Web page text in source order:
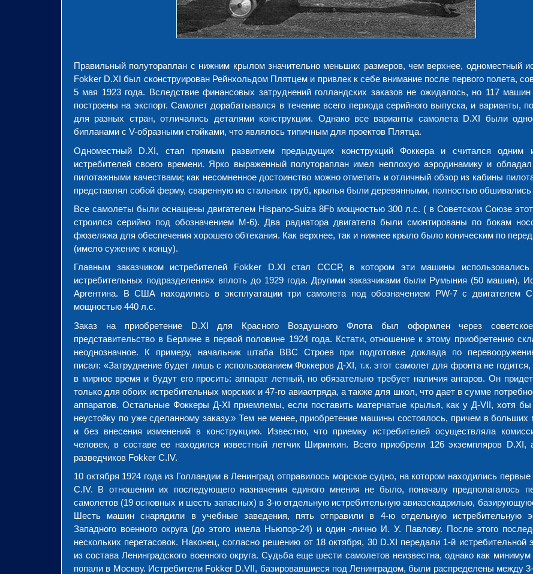
Правильный полутораплан с нижним крылом значительно меньших размеров, чем верхнее, одноместный
Fokker D.XI был сконструирован Рейнхольдом Плятцем и привлек к себе внимание после первого полета,
5 мая 1923 года. Вследствие финансовых затруднений голландских заказов не ожидалось, но 117
построены на экспорт. Самолет дорабатывался в течение всего периода серийного выпуска, и варианты,
для разных стран, отличались деталями конструкции. Однако все варианты самолета D.XI были
бипланами с V-образными стойками, что являлось типичным для проектов Плятца.
Одноместный D.XI, стал прямым развитием предыдущих конструкций Фоккера и считался одним
истребителей своего времени. Ярко выраженный полутораплан имел неплохую аэродинамику и
пилотажными качествами; как несомненное достоинство можно отметить и отличный обзор из кабины
представлял собой ферму, сваренную из стальных труб, крылья были деревянными, полностью
Все самолеты были оснащены двигателем Hispano-Suiza 8Fb мощностью 300 л.с. ( в Советском Союзе этот
строился серийно под обозначением М-6). Два радиатора двигателя были смонтированы по бокам
фюзеляжа для обеспечения хорошего обтекания. Как верхнее, так и нижнее крыло было коническим по
(имело сужение к концу).
Главным заказчиком истребителей Fokker D.XI стал СССР, в котором эти машины
истребительных подразделениях вплоть до 1929 года. Другими заказчиками были Румыния (50 машин),
Аргентина. В США находились в эксплуатации три самолета под обозначением PW-7 с двигателем
мощностью 440 л.с.
Заказ на приобретение D.XI для Красного Воздушного Флота был оформлен через советское
представительство в Берлине в первой половине 1924 года. Кстати, отношение к этому приобретению
неоднозначное. К примеру, начальник штаба ВВС Строев при подготовке доклада по
писал: «Затруднение будет лишь с использованием Фоккеров Д-XI, т.к. этот самолет для фронта не годится,
в мирное время и будут его просить: аппарат летный, но обязательно требует наличия ангаров. Он
только для обоих истребительных морских и 47-го авиаотряда, а также для школ, что дает в сумме
аппаратов. Остальные Фоккеры Д-XI приемлемы, если поставить матерчатые крылья, как у Д-VII, хотя бы
неустойку по уже сделанному заказу.» Тем не менее, приобретение машины состоялось, причем в больших
и без внесения изменений в конструкцию. Известно, что приемку истребителей осуществляла
человек, в составе ее находился известный летчик Ширинкин. Всего приобрели 126 экземпляров D.XI,
разведчиков Fokker C.IV.
10 октября 1924 года из Голландии в Ленинград отправилось морское судно, на котором находились
C.IV. В отношении их последующего назначения единого мнения не было, поначалу предполагалось
самолетов (19 основных и шесть запасных) в 3-ю отдельную истребительную авиаэскадрилью,
Шесть машин снарядили в учебные заведения, пять отправили в 4-ю отдельную истребительную
Западного военного округа (до этого имела Ньюпор-24) и один -лично И. У. Павлову. После этого
нескольких перетасовок. Наконец, согласно решению от 18 октября, 30 D.XI передали 1-й истребительной
из состава Ленинградского военного округа. Судьба еще шести самолетов неизвестна, однако как
попали в Москву. Истребители Fokker D.VII, базировавшиеся под Ленинградом, были распределены между